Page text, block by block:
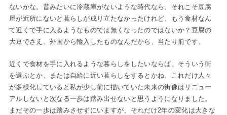
ないかな。昔みたいに冷蔵庫がないような時代なら、それこそ豆腐
屋が近所にないと暮らしが成り立たなかったけれど、もう食材なん
て近くで手に入るようなものでは無くなったのではないか？豆腐の
大豆でさえ、外国から輸入したものなんだから、当たり前です。
近くで食材を手に入れるような暮らしをしたいならば、そういう街
を選ぶとか、または自給に近い暮らしをするとかね。これだけ人々
が多様化していると私が少し前に描いていた未来の街像はリニュー
アルしないと次なる一歩は踏み出せないと思うようになりました。
まだその一歩は踏みさせずにいますが、それだけ2年の変化は大きな